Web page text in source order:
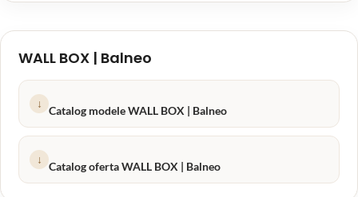
WALL BOX | Balneo
↓
Catalog modele WALL BOX | Balneo
↓
Catalog oferta WALL BOX | Balneo